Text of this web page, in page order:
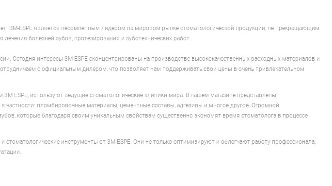
ЗМ-ESPE является несомненным лидером на мировом рынке стоматологической продукции, не прекращающим
болезней зубов, протезирования и зуботехнических работ.
Сегодня интересы 3M ESPE сконцентрированы на производстве высококачественных расходных материалов и
с официальным дилером, что позволяет нам поддерживать свои цены в очень привлекательном
ESPE, используют ведущие стоматологические клиники мира. В нашем магазине представлены
частности: пломбировочные материалы, цементные составы, адгезивы и многое другое. Огромной
которые благодаря своим уникальным свойствам существенно экономят время стоматолога в процессе
инструменты от 3M ESPE. Они не только оптимизируют и облегчают работу профессионала,